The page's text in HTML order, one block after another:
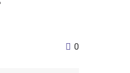
0